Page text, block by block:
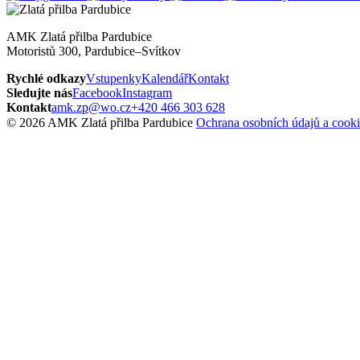
AMK Zlatá přilba Pardubice
Motoristů 300, Pardubice–Svítkov
Rychlé odkazyVstupenkyKalendářKontakt
Sledujte násFacebookInstagram
Kontaktamk.zp@wo.cz+420 466 303 628
© 2026 AMK Zlatá přilba Pardubice Ochrana osobních údajů a